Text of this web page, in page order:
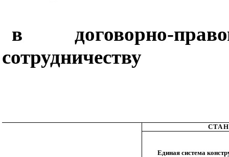
в договорно-
сотрудничеству
Единая система